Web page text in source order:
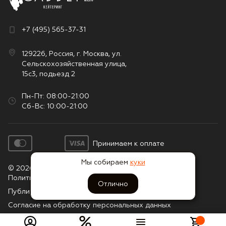
+7 (495) 565-37-31
129226, Россия, г. Москва, ул.
Сельскохозяйственная улица,
15с3, подьезд 2
Пн-Пт: 08:00-21:00
Сб-Вс: 10:00-21:00
© 2026. Все права защищены
Принимаем к оплате
Политика конфиденциальности
Публичная оферта
Согласие на обработку персональных данных
Мы собираем куки
Отлично